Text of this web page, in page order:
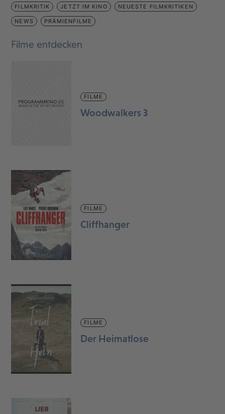
FILMKRITIK JETZT IM KINO NEUESTE FILMKRITIKEN
NEWS PRÄMIENFILME
Filme entdecken
FILME
Woodwalkers 3
FILME
Cliffhanger
FILME
Der Heimatlose